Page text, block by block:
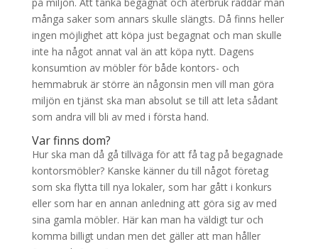
många saker som annars skulle slängts. Då finns heller
ingen möjlighet att köpa just begagnat och man skulle
inte ha något annat val än att köpa nytt. Dagens
konsumtion av möbler för både kontors- och
hemmabruk är större än någonsin men vill man göra
miljön en tjänst ska man absolut se till att leta sådant
som andra vill bli av med i första hand.
Var finns dom?
Hur ska man då gå tillväga för att få tag på begagnade
kontorsmöbler? Kanske känner du till något företag
som ska flytta till nya lokaler, som har gått i konkurs
eller som har en annan anledning att göra sig av med
sina gamla möbler. Här kan man ha väldigt tur och
komma billigt undan men det gäller att man håller